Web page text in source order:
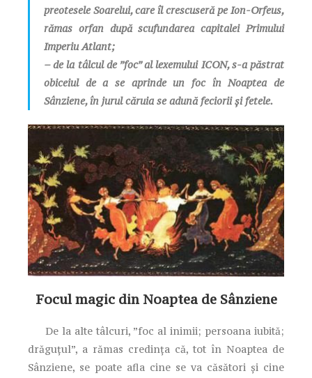
preotesele Soarelui, care îl crescuseră pe Ion-Orfeus,
rămas orfan după scufundarea capitalei Primului
Imperiu Atlant;
– de la tâlcul de ”foc” al lexemului ICON, s-a păstrat
obiceiul de a se aprinde un foc în Noaptea de
Sânziene, în jurul căruia se adună feciorii și fetele.
Focul magic din Noaptea de Sânziene
De la alte tâlcuri, ”foc al inimii; persoana iubită;
drăguțul”, a rămas credința că, tot în Noaptea de
Sânziene, se poate afla cine se va căsători și cine